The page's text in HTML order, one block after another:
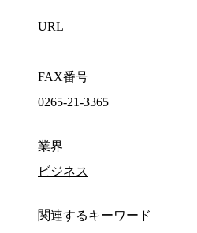
URL
FAX番号
0265-21-3365
業界
ビジネス
関連するキーワード